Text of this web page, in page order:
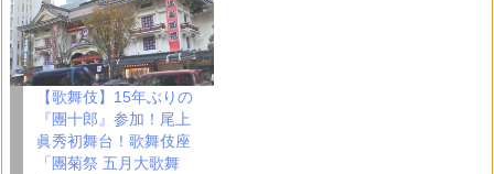
【歌舞伎】15年ぶりの
『團十郎』参加！尾上
眞秀初舞台！歌舞伎座
「團菊祭 五月大歌舞